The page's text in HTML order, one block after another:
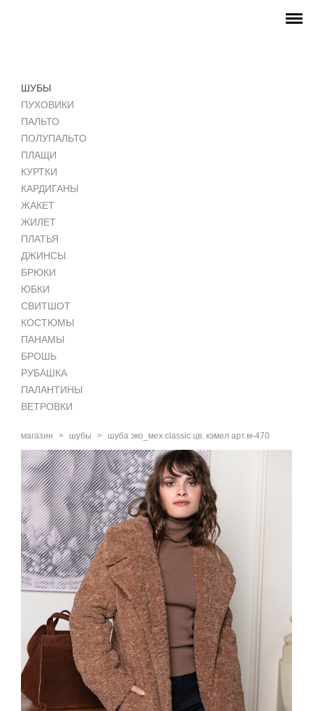
INSTAGRAM
ШУБЫ
ПУХОВИКИ
ПАЛЬТО
ПОЛУПАЛЬТО
ПЛАЩИ
КУРТКИ
КАРДИГАНЫ
ЖАКЕТ
ЖИЛЕТ
ПЛАТЬЯ
ДЖИНСЫ
БРЮКИ
ЮБКИ
СВИТШОТ
КОСТЮМЫ
ПАНАМЫ
БРОШЬ
РУБАШКА
ПАЛАНТИНЫ
ВЕТРОВКИ
магазин > шубы > шуба эко_мех classic цв. кэмел арт.м-470